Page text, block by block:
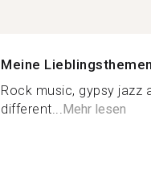
Meine Lieblingsthemen
Rock music, gypsy jazz
different...Mehr lesen